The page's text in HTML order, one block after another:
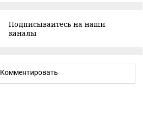
Подписывайтесь на наши
каналы
Комментировать